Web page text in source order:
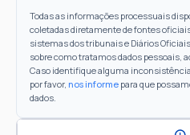
Todas as informações processuais
coletadas diretamente de fontes
sistemas dos tribunais e Diários
sobre como tratamos dados pessoais,
Caso identifique alguma
por favor, nos informe para que
dados.